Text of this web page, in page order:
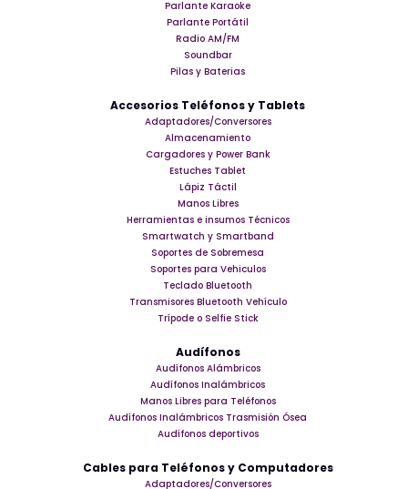
Parlante Karaoke
Parlante Portátil
Radio AM/FM
Soundbar
Pilas y Baterias
Accesorios Teléfonos y Tablets
Adaptadores/Conversores
Almacenamiento
Cargadores y Power Bank
Estuches Tablet
Lápiz Táctil
Manos Libres
Herramientas e insumos Técnicos
Smartwatch y Smartband
Soportes de Sobremesa
Soportes para Vehiculos
Teclado Bluetooth
Transmisores Bluetooth Vehículo
Trípode o Selfie Stick
Audífonos
Audífonos Alámbricos
Audífonos Inalámbricos
Manos Libres para Teléfonos
Audífonos Inalámbricos Trasmisión Ósea
Audífonos deportivos
Cables para Teléfonos y Computadores
Adaptadores/Conversores